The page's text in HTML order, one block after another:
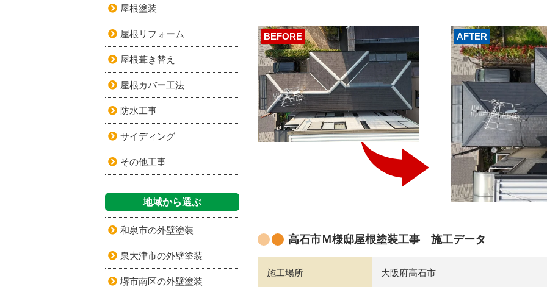
AFTER
BEFORE
高石市Ｍ様邸屋根塗装工事 施工データ
施工場所 大阪府高石市
屋根塗装
屋根リフォーム
屋根葺き替え
屋根カバー工法
防水工事
サイディング
その他工事
地域から選ぶ
和泉市の外壁塗装
泉大津市の外壁塗装
堺市南区の外壁塗装